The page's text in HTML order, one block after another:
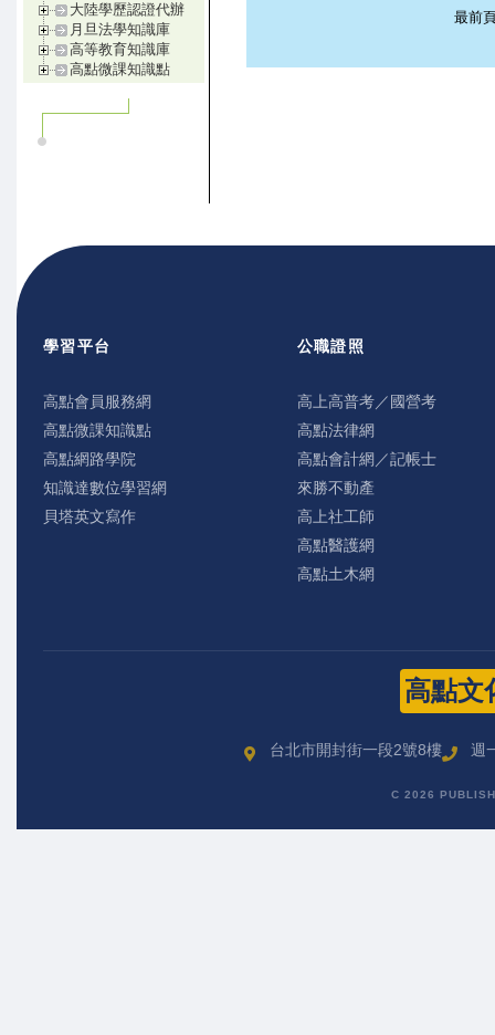
大陸學歷認證代辦
月旦法學知識庫
高等教育知識庫
高點微課知識點
最前
學習平台
高點會員服務網
高點微課知識點
高點網路學院
知識達數位學習網
貝塔英文寫作
公職證照
高上高普考／國營考
高點法律網
高點會計網／記帳士
來勝不動產
高上社工師
高點醫護網
高點土木網
高點文
台北市開封街一段2號8樓 週
C 2026